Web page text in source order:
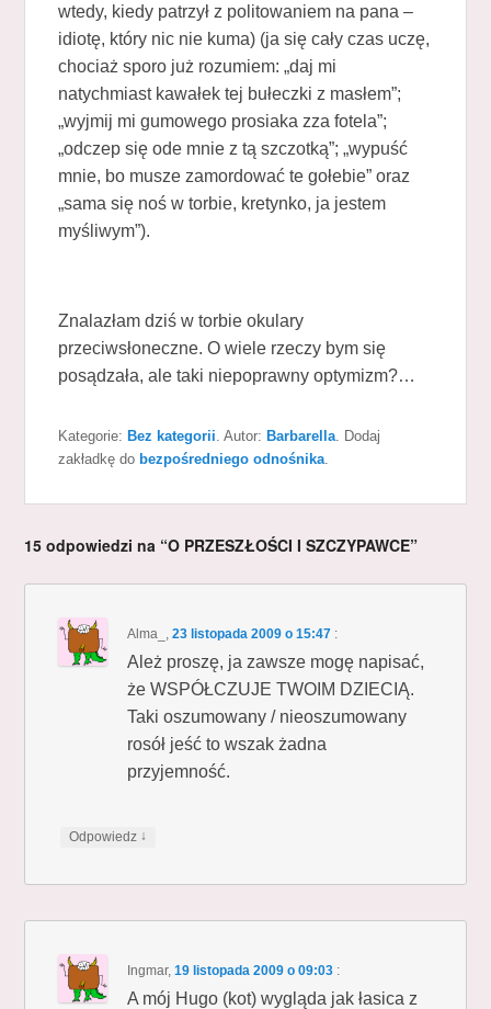
wtedy, kiedy patrzył z politowaniem na pana –
idiotę, który nic nie kuma) (ja się cały czas uczę,
chociaż sporo już rozumiem: „daj mi
natychmiast kawałek tej bułeczki z masłem”;
„wyjmij mi gumowego prosiaka zza fotela”;
„odczep się ode mnie z tą szczotką”; „wypuść
mnie, bo musze zamordować te gołebie” oraz
„sama się noś w torbie, kretynko, ja jestem
myśliwym”).
Znalazłam dziś w torbie okulary
przeciwsłoneczne. O wiele rzeczy bym się
posądzała, ale taki niepoprawny optymizm?…
Kategorie: Bez kategorii . Autor: Barbarella . Dodaj
zakładkę do bezpośredniego odnośnika
15 odpowiedzi na “O PRZESZŁOŚCI I SZCZYPAWCE”
Alma_ ,23 listopada 2009 o 15:47 :
Ależ proszę, ja zawsze mogę napisać,
że WSPÓŁCZUJE TWOIM DZIECIĄ.
Taki oszumowany / nieoszumowany
rosół jeść to wszak żadna
przyjemność.
Odpowiedz ↓
Ingmar,19 listopada 2009 o 09:03 :
A mój Hugo (kot) wygląda jak łasica z